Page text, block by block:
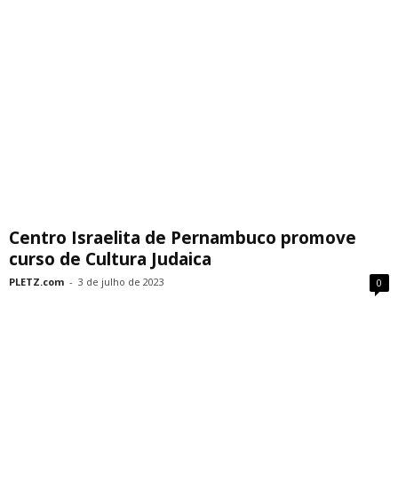
Centro Israelita de Pernambuco promove
curso de Cultura Judaica
PLETZ.com - 3 de julho de 2023 0